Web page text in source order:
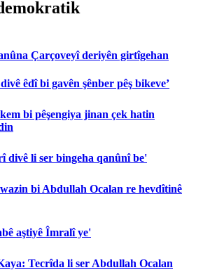
Çarçoveyî deriyên girtîgehan
êdî bi gavên şênber pêş bikeve’
bi pêşengiya jinan çek hatin
divê li ser bingeha qanûnî be'
bi Abdullah Ocalan re hevdîtinê
aştiyê Îmralî ye'
Tecrîda li ser Abdullah Ocalan